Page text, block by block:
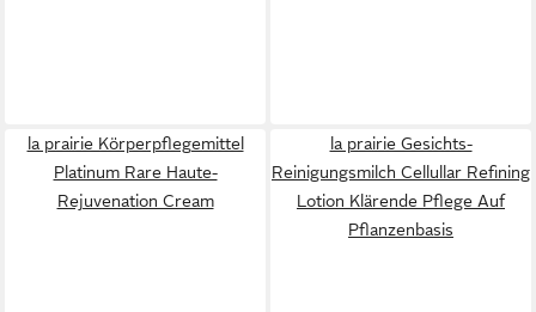
la prairie Körperpflegemittel
Platinum Rare Haute-
Rejuvenation Cream
la prairie Gesichts-
Reinigungsmilch Cellullar Refining
Lotion Klärende Pflege Auf
Pflanzenbasis